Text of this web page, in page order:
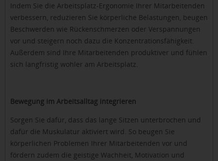
Indem Sie die Arbeitsplatz-Ergonomie Ihrer Mitarbeitenden
verbessern, reduzieren Sie körperliche Belastungen, beugen
Beschwerden wie Rückenschmerzen oder Verspannungen
vor und steigern noch dazu die Konzentrationsfähigkeit.
Außerdem sind Ihre Mitarbeitenden produktiver und fühlen
sich langfristig wohler am Arbeitsplatz.
Bewegung im Arbeitsalltag integrieren
Sorgen Sie dafür, dass das lange Sitzen unterbrochen und
dafür die Muskulatur aktiviert wird. So beugen Sie
körperlichen Problemen Ihrer Mitarbeitenden vor und
fördern zudem die geistige Wachheit, Motivation und